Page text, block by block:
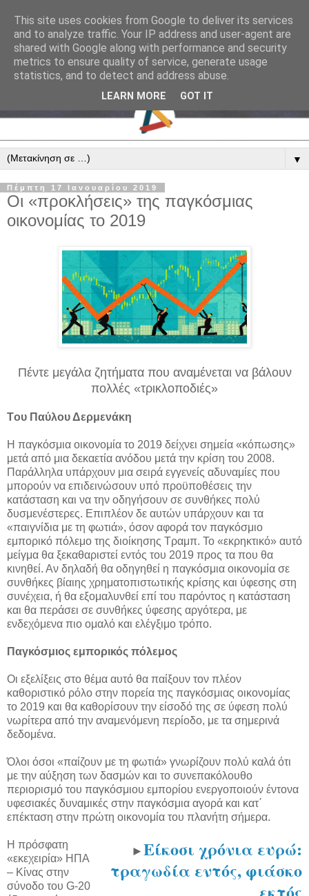
▼
Πέμπτη 17 Ιανουαρίου 2019
Οι «προκλήσεις» της παγκόσμιας
οικονομίας το 2019
Πέντε μεγάλα ζητήματα που αναμένεται να βάλουν
πολλές «τρικλοποδιές»
Tου Παύλου Δερμενάκη
Η παγκόσμια οικονομία το 2019 δείχνει σημεία «κόπωσης»
μετά από μια δεκαετία ανόδου μετά την κρίση του 2008.
Παράλληλα υπάρχουν μια σειρά εγγενείς αδυναμίες που
μπορούν να επιδεινώσουν υπό προϋποθέσεις την
κατάσταση και να την οδηγήσουν σε συνθήκες πολύ
δυσμενέστερες. Επιπλέον δε αυτών υπάρχουν και τα
«παιγνίδια με τη φωτιά», όσον αφορά τον παγκόσμιο
εμπορικό πόλεμο της διοίκησης Τραμπ. Το «εκρηκτικό» αυτό
μείγμα θα ξεκαθαριστεί εντός του 2019 προς τα που θα
κινηθεί. Αν δηλαδή θα οδηγηθεί η παγκόσμια οικονομία σε
συνθήκες βίαιης χρηματοπιστωτικής κρίσης και ύφεσης στη
συνέχεια, ή θα εξομαλυνθεί επί του παρόντος η κατάσταση
και θα περάσει σε συνθήκες ύφεσης αργότερα, με
ενδεχόμενα πιο ομαλό και ελέγξιμο τρόπο.
Παγκόσμιος εμπορικός πόλεμος
Οι εξελίξεις στο θέμα αυτό θα παίξουν τον πλέον
καθοριστικό ρόλο στην πορεία της παγκόσμιας οικονομίας
το 2019 και θα καθορίσουν την είσοδό της σε ύφεση πολύ
νωρίτερα από την αναμενόμενη περίοδο, με τα σημερινά
δεδομένα.
Όλοι όσοι «παίζουν με τη φωτιά» γνωρίζουν πολύ καλά ότι
με την αύξηση των δασμών και το συνεπακόλουθο
περιορισμό του παγκόσμιου εμπορίου ενεργοποιούν έντονα
υφεσιακές δυναμικές στην παγκόσμια αγορά και κατ΄
επέκταση στην πρώτη οικονομία του πλανήτη σήμερα.
►Είκοσι χρόνια ευρώ:
τραγωδία εντός, φιάσκο
Η πρόσφατη
«εκεχειρία» ΗΠΑ
– Κίνας στην
σύνοδο του G-20
This site uses cookies from Google to deliver its services
and to analyze traffic. Your IP address and user-agent are
shared with Google along with performance and security
metrics to ensure quality of service, generate usage
statistics, and to detect and address abuse.
LEARN MORE GOT IT